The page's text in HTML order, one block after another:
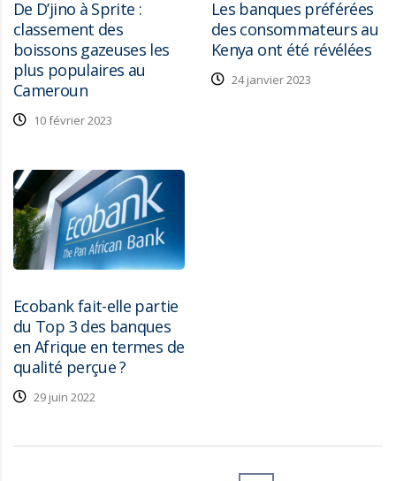
De D’jino à Sprite :
classement des
boissons gazeuses les
plus populaires au
Cameroun
10 février 2023
Les banques préférées
des consommateurs au
Kenya ont été révélées
24 janvier 2023
Ecobank fait-elle partie
du Top 3 des banques
en Afrique en termes de
qualité perçue ?
29 juin 2022